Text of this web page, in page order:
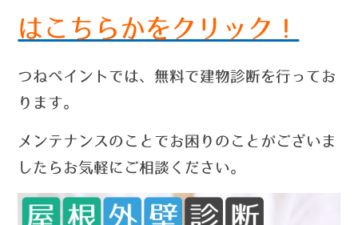
はこちらかをクリック！
つねペイントでは、無料で建物診断を行ってお
ります。
メンテナンスのことでお困りのことがございま
したらお気軽にご相談ください。